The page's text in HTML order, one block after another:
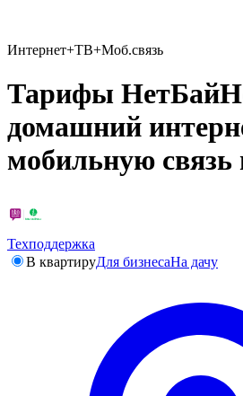
Интернет+ТВ+Моб.связь
Тарифы
домашний
мобильную связь
Техподдержка
В квартируДля бизнесаНа дачу